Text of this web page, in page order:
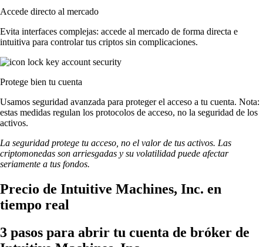
Accede directo al mercado
Evita interfaces complejas: accede al mercado de forma directa e
intuitiva para controlar tus criptos sin complicaciones.
Protege bien tu cuenta
Usamos seguridad avanzada para proteger el acceso a tu cuenta. Nota:
estas medidas regulan los protocolos de acceso, no la seguridad de los
activos.
La seguridad protege tu acceso, no el valor de tus activos. Las
criptomonedas son arriesgadas y su volatilidad puede afectar
seriamente a tus fondos.
Precio de Intuitive Machines, Inc. en
tiempo real
3 pasos para abrir tu cuenta de bróker de